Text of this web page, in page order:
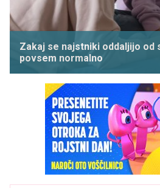
Zakaj se najstniki oddaljijo od
povsem normalno